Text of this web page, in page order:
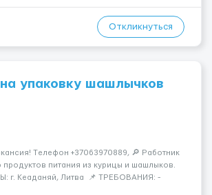
Откликнуться
упаковку шашлычков
Tелефон +37063970889, 🔎 Работник
продуктов питания из курицы и шашлыков.
г. Кеаданяй, Литва 📌 ТРЕБОВАНИЯ: -